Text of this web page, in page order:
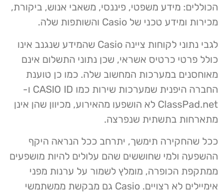
הכוללים: מידע משפטי, פיננסי, משאבי אנוש, ביקורת,
מכירות ומידע טכני של Casio והשותפות שלה.
לגבי נתוני לקוחות ציינה Casio שהמידע שנגנב אינו
כולל פרטי כרטיס אשראי, שכן נתוני התשלום אינם
מאוחסנים במערכות המחשוב שלה. כמו כן טוענת
החברה היפנית שמערכות שירות כמו CASIO ID ו-
ClassPad.net לא הושפעו מהאירוע, מכיוון שהן אינן
מתארחות בתשתית שנפרצה.
ככל שהחקירה תימשך, יתרחב ככל הנראה היקף
ההשפעה ולמי שחוששים שהם עלולים להיות מושפעים
ממתקפת הכופרה, מומלץ לשמור על ערנות מפני
אימיילים לא רצויים. Casio גם מבקשת ממשתמשי